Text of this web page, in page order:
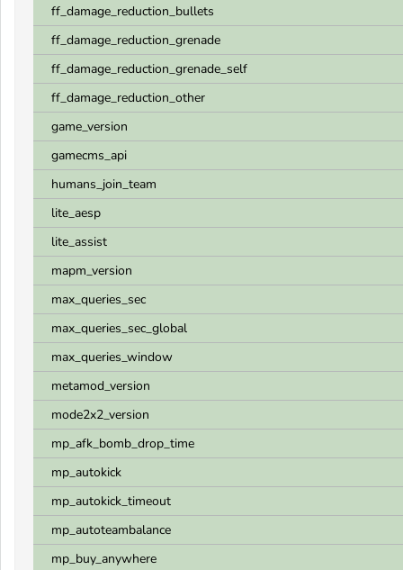
ff_damage_reduction_bullets
ff_damage_reduction_grenade
ff_damage_reduction_grenade_self
ff_damage_reduction_other
game_version
gamecms_api
humans_join_team
lite_aesp
lite_assist
mapm_version
max_queries_sec
max_queries_sec_global
max_queries_window
metamod_version
mode2x2_version
mp_afk_bomb_drop_time
mp_autokick
mp_autokick_timeout
mp_autoteambalance
mp_buy_anywhere